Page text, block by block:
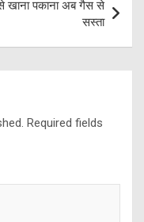
खाना पकाना अब गैस से
सस्ता
Required fields